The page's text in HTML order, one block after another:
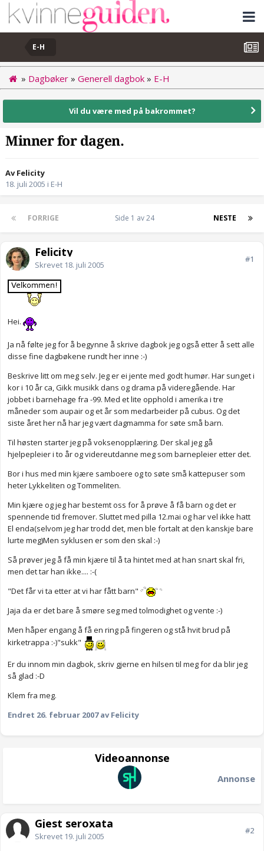
E-H
» Dagbøker » Generell dagbok » E-H
Vil du være med på bakrommet?
Minner for dagen.
Av Felicity
18. juli 2005 i E-H
FORRIGE NESTE
Side 1 av 24
Felicity
Skrevet 18. juli 2005
#1
Hei.
Ja nå følte jeg for å begynne å skrive dagbok jeg også etter å sett alle
disse fine dagbøkene rundt her inne :-)
Beskrive litt om meg selv. Jeg er ei jente med godt humør. Har sunget i
kor i 10 år ca, Gikk musikk dans og drama på videregående. Har
jobbet i barnehage fra -99. Med et lite opphold i amerika i tre
måneder som aupair og et år som medarbeider på cubus. Og det
siste året her nå har jeg vært dagmamma for søte små barn.
Til høsten starter jeg på voksenopplæring. Der skal jeg gå
hjelpepleier i to år og videreutdanne meg som barnepleier etter det.
Bor i hus med min kjære samboere og to søte små kattepuser som
heter Lykkeliten og Tommeliten.
Min kjære og jeg har bestemt oss for å prøve å få barn og det er
spennende tid fremover. Sluttet med pilla 12.mai og har vel ikke hatt
El enda(selvom jeg har trodd det, men ble fortalt at den kanskje bare
lurte meg)Men syklusen er som den skal :-)
Så prøver jeg å få min kjære til å ta hintet med at han snart skal fri,
men det tar han ikke.... :-(
"Det får vi ta etter at vi har fått barn"
Jaja da er det bare å smøre seg med tolmodighet og vente :-)
Men håper engang å få en ring på fingeren og stå hvit brud på
kirketrappa :-)"sukk"
Er du innom min dagbok, skriv gjerne en hilsen til meg for da blir jeg
så glad :-D
Klem fra meg.
Endret 26. februar 2007av Felicity
Videoannonse
Annonse
Gjest seroxata
Skrevet 19. juli 2005
#2